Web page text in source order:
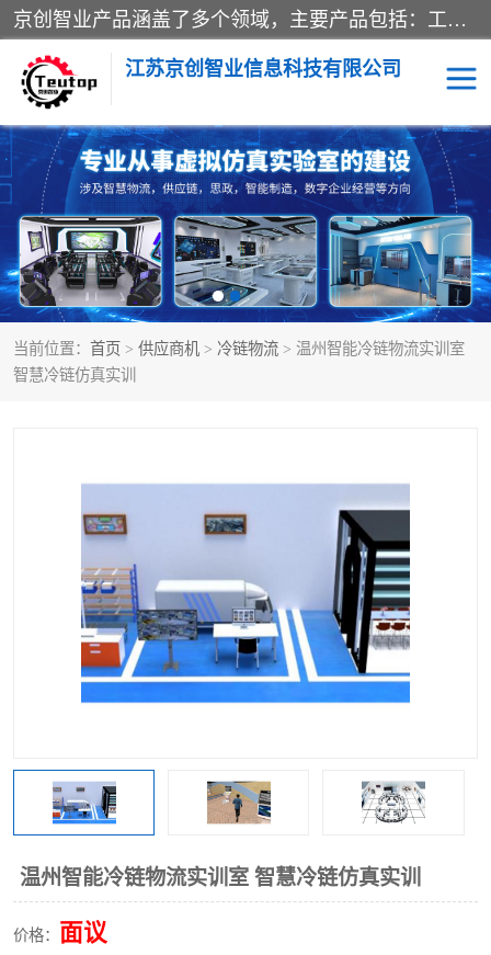
京创智业产品涵盖了多个领域，主要产品包括：工业4.0生产线解决方案，智慧物流综合实训室，教学设备与实验室建设，虚拟仿真实验室等。公司将秉持“创新、执着、诚信、共赢”的理念，以“将服务当作使命”为核心价值观，致力于为客户创造价值，与客户、合作伙伴和员工共同成长。
江苏京创智业信息科技有限公司
当前位置： 首页 > 供应商机 > 冷链物流 > 温州智能冷链物流实训室
智慧冷链仿真实训
温州智能冷链物流实训室 智慧冷链仿真实训
价格： 面议
VR物流实训 低碳供应链
生产系统仿真 冷链物流
供应链管理 思政
智慧零售实训 智能制造
工业工程实训室